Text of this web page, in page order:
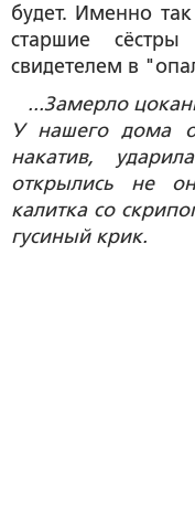
будет. Именно
старшие
свидетелем в
...Замерло
У нашего дома
накатив,
открылись не
калитка со
гусиный крик.